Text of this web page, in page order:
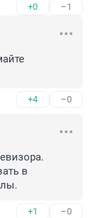
+0 –1
+4 –0
в
+1 –0